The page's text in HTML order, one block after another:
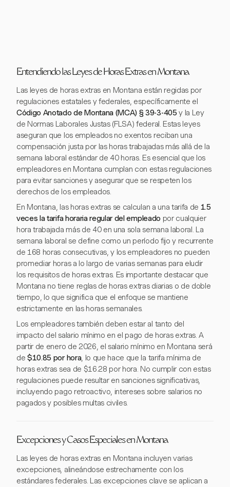
Entendiendo las Leyes de Horas Extras en Montana
Las leyes de horas extras en Montana están regidas por
regulaciones estatales y federales, específicamente el
Código Anotado de Montana (MCA) § 39-3-405y la Ley
de Normas Laborales Justas (FLSA) federal. Estas leyes
aseguran que los empleados no exentos reciban una
compensación justa por las horas trabajadas más allá de la
semana laboral estándar de 40 horas. Es esencial que los
empleadores en Montana cumplan con estas regulaciones
para evitar sanciones y asegurar que se respeten los
derechos de los empleados.
En Montana, las horas extras se calculan a una tarifa de 1.5
veces la tarifa horaria regular del empleado por cualquier
hora trabajada más de 40 en una sola semana laboral. La
semana laboral se define como un período fijo y recurrente
de 168 horas consecutivas, y los empleadores no pueden
promediar horas a lo largo de varias semanas para eludir
los requisitos de horas extras. Es importante destacar que
Montana no tiene reglas de horas extras diarias o de doble
tiempo, lo que significa que el enfoque se mantiene
estrictamente en las horas semanales.
Los empleadores también deben estar al tanto del
impacto del salario mínimo en el pago de horas extras. A
partir de enero de 2026, el salario mínimo en Montana será
de$10.85 por hora, lo que hace que la tarifa mínima de
horas extras sea de $16.28 por hora. No cumplir con estas
regulaciones puede resultar en sanciones significativas,
incluyendo pago retroactivo, intereses sobre salarios no
pagados y posibles multas civiles.
Excepciones y Casos Especiales en Montana
Las leyes de horas extras en Montana incluyen varias
excepciones, alineándose estrechamente con los
estándares federales. Las excepciones clave se aplican a